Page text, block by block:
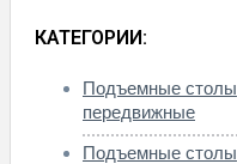
КАТЕГОРИИ:
Подъемные столы
передвижные
Подъемные столы